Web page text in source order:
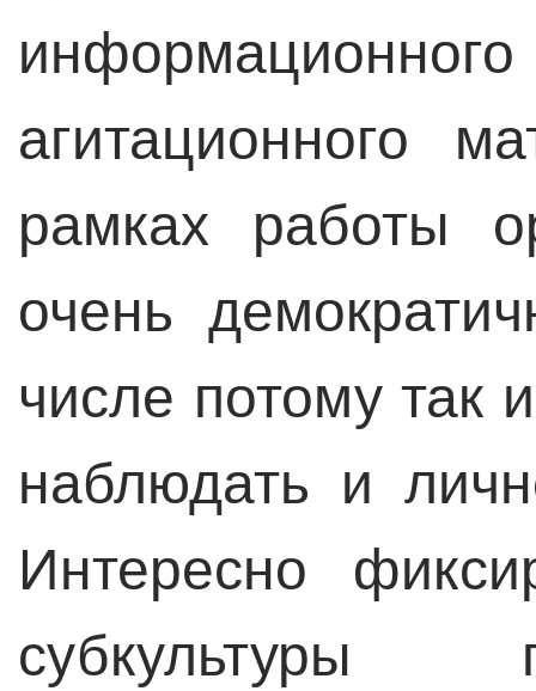
агитационного
рамках работы
очень
числе потому так
наблюдать и
Интересно
субкультуры